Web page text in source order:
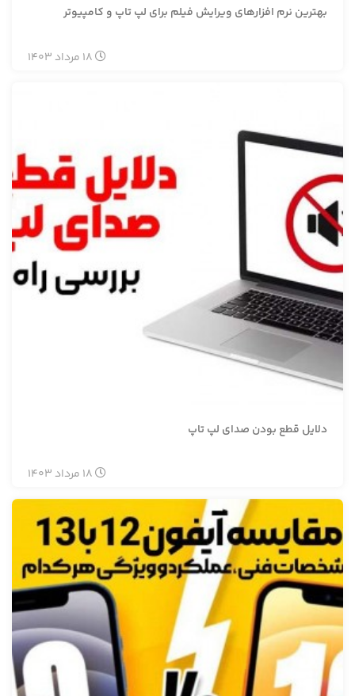
بهترین نرم افزارهای ویرایش فیلم برای لپ تاپ و کامپیوتر
18 مرداد 1403
دلایل قطع بودن صدای لپ تاپ
18 مرداد 1403